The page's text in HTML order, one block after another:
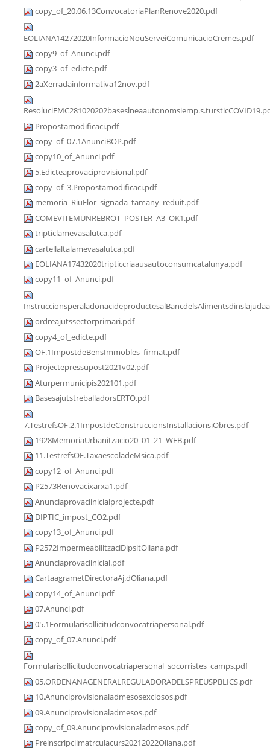
copy_of_20.06.13ConvocatoriaPlanRenove2020.pdf
EOLIANA14272020InformacioNouServeiComunicacioCremes.pdf
copy9_of_Anunci.pdf
copy3_of_edicte.pdf
2aXerradainformativa12nov.pdf
Propostamodificaci.pdf
copy_of_07.1AnunciBOP.pdf
copy10_of_Anunci.pdf
5.Edicteaprovaciprovisional.pdf
copy_of_3.Propostamodificaci.pdf
memoria_RiuFlor_signada_tamany_reduit.pdf
COMEVITEMUNREBROT_POSTER_A3_OK1.pdf
tripticlamevasalutca.pdf
cartellaltalamevasalutca.pdf
EOLIANA17432020tripticcriaausautoconsumcatalunya.pdf
copy11_of_Anunci.pdf
ordreajutssectorprimari.pdf
copy4_of_edicte.pdf
OF.1ImpostdeBensImmobles_firmat.pdf
Projectepressupost2021v02.pdf
Aturpermunicipis202101.pdf
BasesajutstreballadorsERTO.pdf
7.TestrefsOF.2.1ImpostdeConstruccionsInstallacionsiObres.pdf
1928MemoriaUrbanitzacio20_01_21_WEB.pdf
11.TestrefsOF.TaxaescoladeMsica.pdf
copy12_of_Anunci.pdf
P2573Renovacixarxa1.pdf
Anunciaprovaciinicialprojecte.pdf
DIPTIC_impost_CO2.pdf
copy13_of_Anunci.pdf
P2572ImpermeabilitzaciDipsitOliana.pdf
Anunciaprovaciinicial.pdf
CartaagrametDirectoraAj.dOliana.pdf
copy14_of_Anunci.pdf
07.Anunci.pdf
05.1Formularisollicitudconvocatriapersonal.pdf
copy_of_07.Anunci.pdf
Formularisollicitudconvocatriapersonal_socorristes_camps.pdf
05.ORDENANAGENERALREGULADORADELSPREUSPBLICS.pdf
10.Anunciprovisionaladmesosexclosos.pdf
09.Anunciprovisionaladmesos.pdf
copy_of_09.Anunciprovisionaladmesos.pdf
Preinscripciimatrculacurs20212022Oliana.pdf